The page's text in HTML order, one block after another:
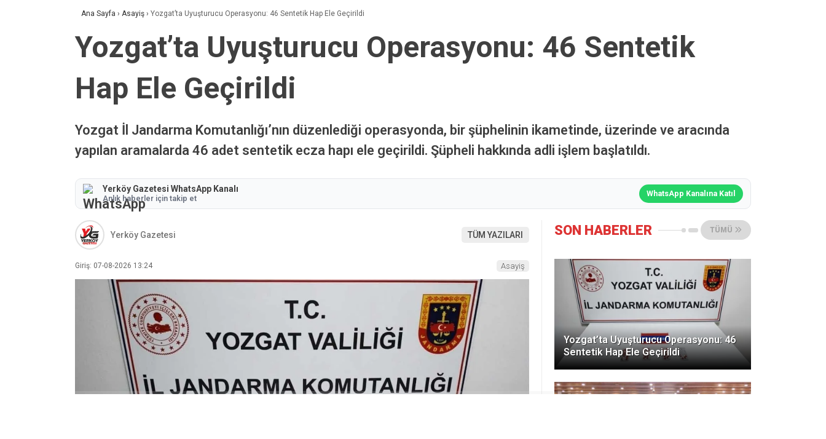
Ana Sayfa › Asayiş › Yozgat’ta Uyuşturucu Operasyonu: 46 Sentetik Hap Ele Geçirildi
Yozgat’ta Uyuşturucu Operasyonu: 46 Sentetik
Hap Ele Geçirildi
Yozgat İl Jandarma Komutanlığı’nın düzenlediği operasyonda, bir şüphelinin ikametinde, üzerinde ve aracında
yapılan aramalarda 46 adet sentetik ecza hapı ele geçirildi. Şüpheli hakkında adli işlem başlatıldı.
Yerköy Gazetesi WhatsApp Kanalı
Anlık haberler için takip et
WhatsApp Kanalına Katıl
Yerköy Gazetesi TÜM YAZILARI
Giriş: 07-08-2026 13:24 Asayiş
SON HABERLER TÜMÜ
Yozgat’ta Uyuşturucu Operasyonu: 46
Sentetik Hap Ele Geçirildi